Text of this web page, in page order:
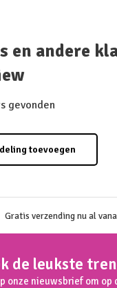
en andere
gevonden
toevoegen
Gratis verzending nu al
de leukste
onze nieuwsbrief om op